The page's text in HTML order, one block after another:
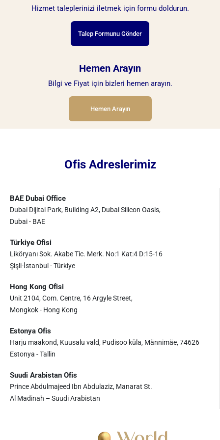
Hizmet taleplerinizi iletmek için formu doldurun.
Talep Formunu Gönder
Hemen Arayın
Bilgi ve Fiyat için bizleri hemen arayın.
Hemen Arayın
Ofis Adreslerimiz
BAE Dubai Office
Dubai Dijital Park, Building A2, Dubai Silicon Oasis,
Dubai - BAE
Türkiye Ofisi
Liköryanı Sok. Akabe Tic. Merk. No:1 Kat:4 D:15-16
Şişli-İstanbul - Türkiye
Hong Kong Ofisi
Unit 2104, Com. Centre, 16 Argyle Street,
Mongkok - Hong Kong
Estonya Ofis
Harju maakond, Kuusalu vald, Pudisoo küla, Männimäe, 74626
Estonya - Tallin
Suudi Arabistan Ofis
Prince Abdulmajeed Ibn Abdulaziz, Manarat St.
Al Madinah – Suudi Arabistan